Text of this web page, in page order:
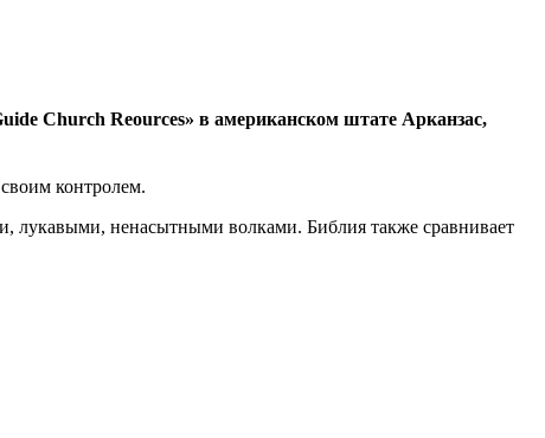
Church Reources» в американском штате Арканзас,
контролем.
лукавыми, ненасытными волками. Библия также сравнивает